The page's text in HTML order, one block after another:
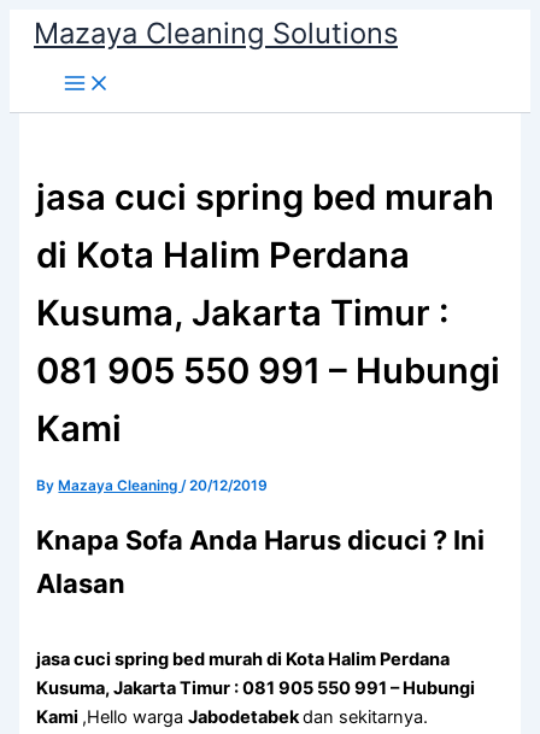
content
Mazaya Cleaning Solutions
jasa cuci spring bed murah
di Kota Halim Perdana
Kusuma, Jakarta Timur :
081 905 550 991 – Hubungi
Kami
By Mazaya Cleaning/20/12/2019
Knapa Sofa Andа Hаruѕ dicuci ? Ini
Alasan
jasa cuci spring bed murah di Kota Halim Perdana
Kusuma, Jakarta Timur : 081 905 550 991 – Hubungi
Kami ,Hello wargaJabodetabekdan sekitarnya.